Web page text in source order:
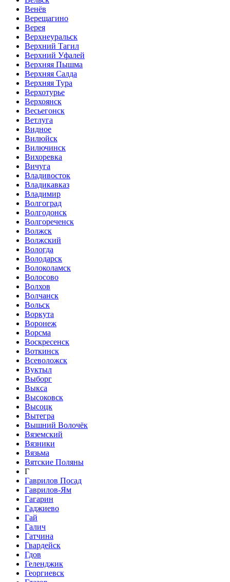
Венёв
Верещагино
Верея
Верхнеуральск
Верхний Тагил
Верхний Уфалей
Верхняя Пышма
Верхняя Салда
Верхняя Тура
Верхотурье
Верхоянск
Весьегонск
Ветлуга
Видное
Вилюйск
Вилючинск
Вихоревка
Вичуга
Владивосток
Владикавказ
Владимир
Волгоград
Волгодонск
Волгореченск
Волжск
Волжский
Вологда
Володарск
Волоколамск
Волосово
Волхов
Волчанск
Вольск
Воркута
Воронеж
Ворсма
Воскресенск
Воткинск
Всеволожск
Вуктыл
Выборг
Выкса
Высоковск
Высоцк
Вытегра
Вышний Волочёк
Вяземский
Вязники
Вязьма
Вятские Поляны
Г
Гаврилов Посад
Гаврилов-Ям
Гагарин
Гаджиево
Гай
Галич
Гатчина
Гвардейск
Гдов
Геленджик
Георгиевск